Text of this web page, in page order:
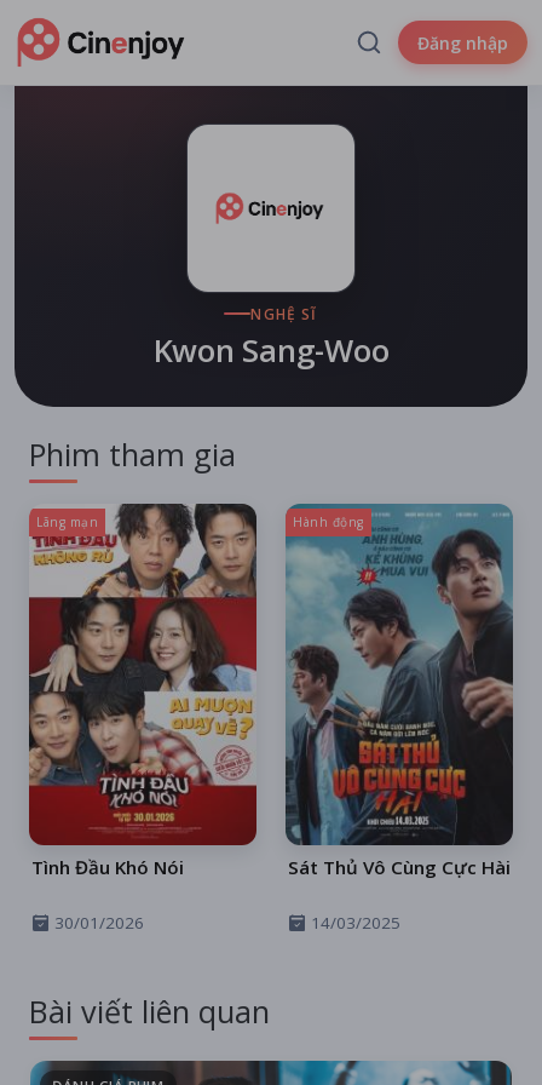
Đăng nhập
NGHỆ SĨ
Kwon Sang-Woo
Phim tham gia
Lãng mạn
Tình Đầu Khó Nói
30/01/2026
Hành động
Sát Thủ Vô Cùng Cực Hài
14/03/2025
Bài viết liên quan